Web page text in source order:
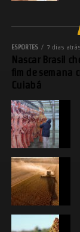
ESPORTES 7 dias atrás
Nascar Brasil
fim de semana
Cuiabá